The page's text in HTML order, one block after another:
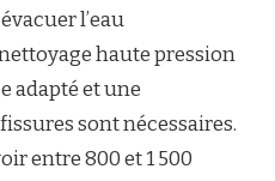
l’eau
haute pression
adapté et une
sont nécessaires.
entre 800 et 1 500